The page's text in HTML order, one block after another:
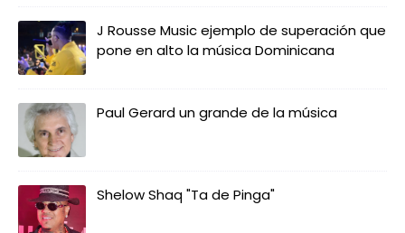
J Rousse Music ejemplo de superación que
pone en alto la música Dominicana
Paul Gerard un grande de la música
Shelow Shaq "Ta de Pinga"